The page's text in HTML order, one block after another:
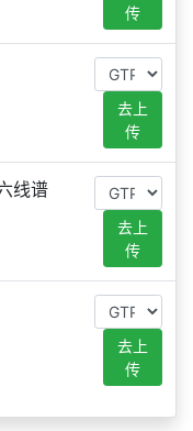
传
去上
传
线谱
去上
传
去上
传